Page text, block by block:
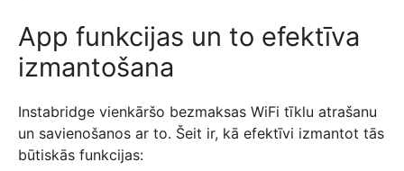
App funkcijas un to efektīva
izmantošana
Instabridge vienkāršo bezmaksas WiFi tīklu atrašanu
un savienošanos ar to. Šeit ir, kā efektīvi izmantot tās
būtiskās funkcijas: